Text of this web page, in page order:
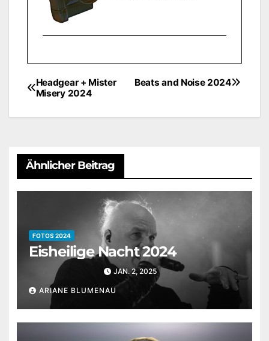
Beitragsnavigation
Beats and Noise 2024
Headgear + Mister
Misery 2024
Ähnlicher Beitrag
FOTOS 2024
Eisheilige Nacht 2024
JAN. 2, 2025
ARIANE BLUMENAU